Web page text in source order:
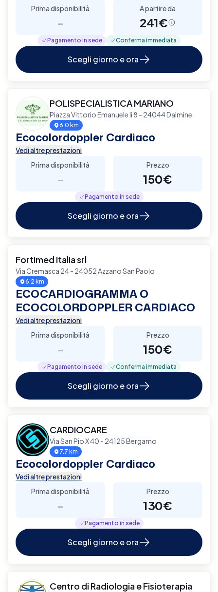
Prima disponibilità
-
A partire da
241€
Pagamento in sede Conferma immediata
Scegli giorno e ora
POLISPECIALISTICA MARIANO
Piazza Vittorio Emanuele Ii 8 - 24044 Dalmine
6.0 km
Ecocolordoppler Cardiaco
Vedi altre prestazioni
Prima disponibilità
-
Prezzo
150€
Pagamento in sede
Scegli giorno e ora
Fortimed Italia srl
Via Cremasca 24 - 24052 Azzano San Paolo
6.2 km
ECOCARDIOGRAMMA O
ECOCOLORDOPPLER CARDIACO
Vedi altre prestazioni
Prima disponibilità
-
Prezzo
150€
Pagamento in sede Conferma immediata
Scegli giorno e ora
CARDIOCARE
Via San Pio X 40 - 24125 Bergamo
7.7 km
Ecocolordoppler Cardiaco
Vedi altre prestazioni
Prima disponibilità
-
Prezzo
130€
Pagamento in sede
Scegli giorno e ora
Centro di Radiologia e Fisioterapia